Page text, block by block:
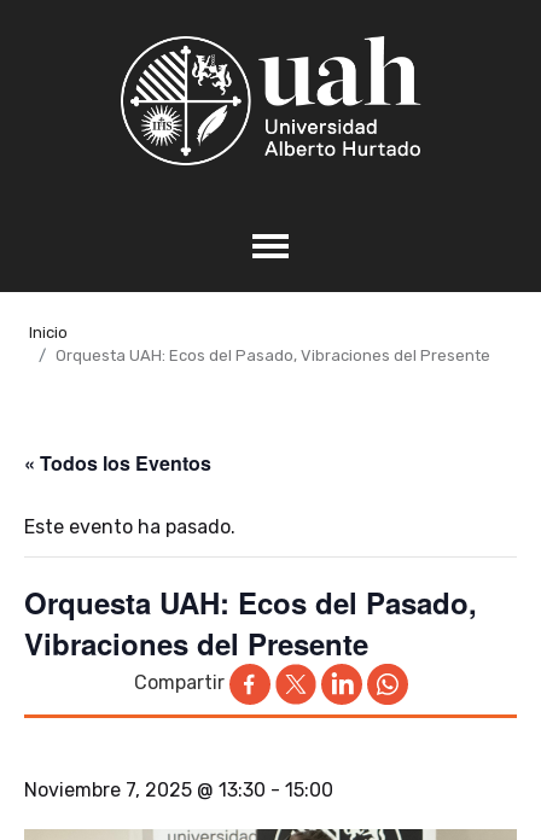
Inicio
Orquesta UAH: Ecos del Pasado, Vibraciones del Presente
« Todos los Eventos
Este evento ha pasado.
Orquesta UAH: Ecos del Pasado,
Vibraciones del Presente
Compartir
Noviembre 7, 2025 @ 13:30 - 15:00